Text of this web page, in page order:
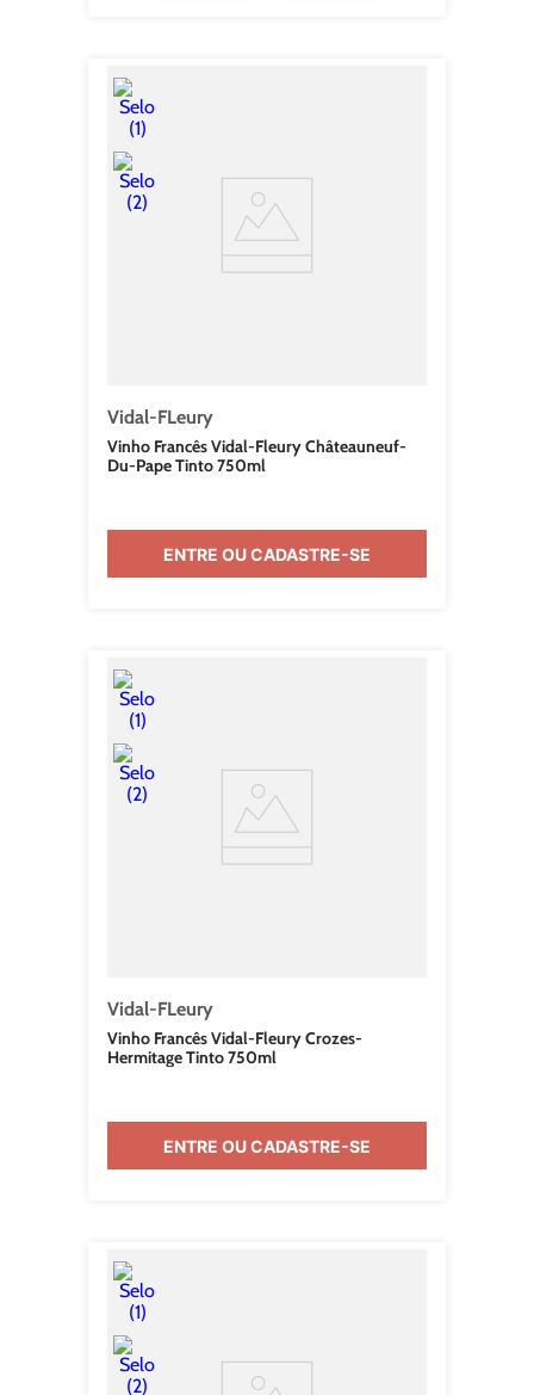
Vidal-FLeury
Vinho Francês Vidal-Fleury Châteauneuf-
Du-Pape Tinto 750ml
ENTRE OU CADASTRE-SE
Vidal-FLeury
Vinho Francês Vidal-Fleury Crozes-
Hermitage Tinto 750ml
ENTRE OU CADASTRE-SE